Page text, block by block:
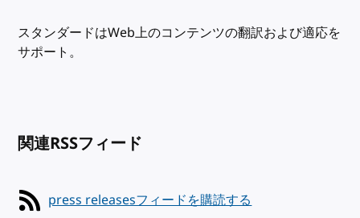
スタンダードはWeb上のコンテンツの翻訳および適応を
サポート。
関連RSSフィード
press releasesフィードを購読する